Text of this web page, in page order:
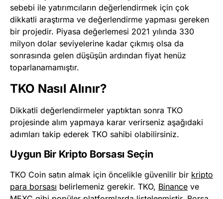
sebebi ile yatırımcıların değerlendirmek için çok
dikkatli araştırma ve değerlendirme yapması gereken
bir projedir. Piyasa değerlemesi 2021 yılında 330
milyon dolar seviyelerine kadar çıkmış olsa da
sonrasında gelen düşüşün ardından fiyat henüz
toparlanamamıştır.
TKO Nasıl Alınır?
Dikkatli değerlendirmeler yaptıktan sonra TKO
projesinde alım yapmaya karar verirseniz aşağıdaki
adımları takip ederek TKO sahibi olabilirsiniz.
Uygun Bir Kripto Borsası Seçin
TKO Coin satın almak için öncelikle güvenilir bir kripto
para borsası belirlemeniz gerekir. TKO, Binance ve